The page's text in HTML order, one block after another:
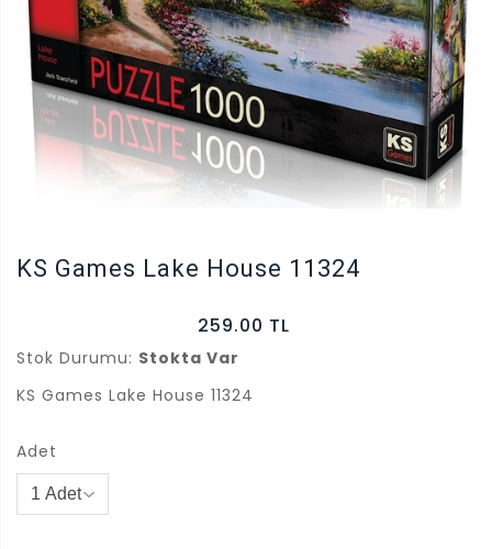
KS Games Lake House 11324
259.00 TL
Stok Durumu: Stokta Var
KS Games Lake House 11324
Adet